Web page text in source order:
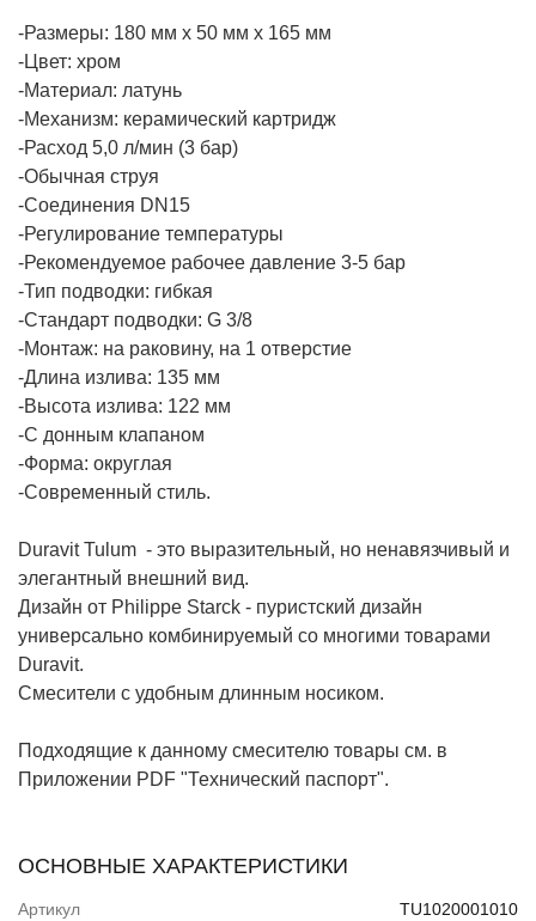
-Размеры: 180 мм х 50 мм х 165 мм
-Цвет: хром
-Материал: латунь
-Механизм: керамический картридж
-Расход 5,0 л/мин (3 бар)
-Обычная струя
-Соединения DN15
-Регулирование температуры
-Рекомендуемое рабочее давление 3-5 бар
-Тип подводки: гибкая
-Стандарт подводки: G 3/8
-Монтаж: на раковину, на 1 отверстие
-Длина излива: 135 мм
-Высота излива: 122 мм
-С донным клапаном
-Форма: округлая
-Современный стиль.
Duravit Tulum - это выразительный, но ненавязчивый и
элегантный внешний вид.
Дизайн от Philippe Starck - пуристский дизайн
универсально комбинируемый со многими товарами
Duravit.
Смесители с удобным длинным носиком.
Подходящие к данному смесителю товары см. в
Приложении PDF "Технический паспорт".
ОСНОВНЫЕ ХАРАКТЕРИСТИКИ
Артикул
TU1020001010